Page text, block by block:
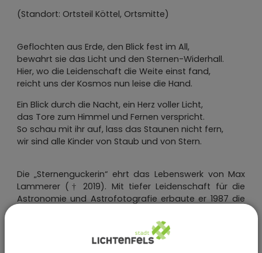
(Standort: Ortsteil Köttel, Ortsmitte)
Geflochten aus Erde, den Blick fest im All,
bewahrt sie das Licht und den Sternen-Widerhall.
Hier, wo die Leidenschaft die Weite einst fand,
reicht uns der Kosmos nun leise die Hand.
Ein Blick durch die Nacht, ein Herz voller Licht,
das Tore zum Himmel und Fernen verspricht.
So schau mit ihr auf, lass das Staunen nicht fern,
wir sind alle Kinder von Staub und von Stern.
Die „Sternenguckerin“ ehrt das Lebenswerk von Max
Lammerer († 2019). Mit tiefer Leidenschaft für die
Astronomie und Astrofotografie erbaute er 1987 die
großer Hingabe in Führungen und Kursen weiter.